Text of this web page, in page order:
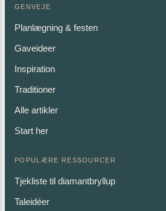
GENVEJE
Planlægning & festen
Gaveideer
Inspiration
Traditioner
Alle artikler
Start her
POPULÆRE RESSOURCER
Tjekliste til diamantbryllup
Taleidéer